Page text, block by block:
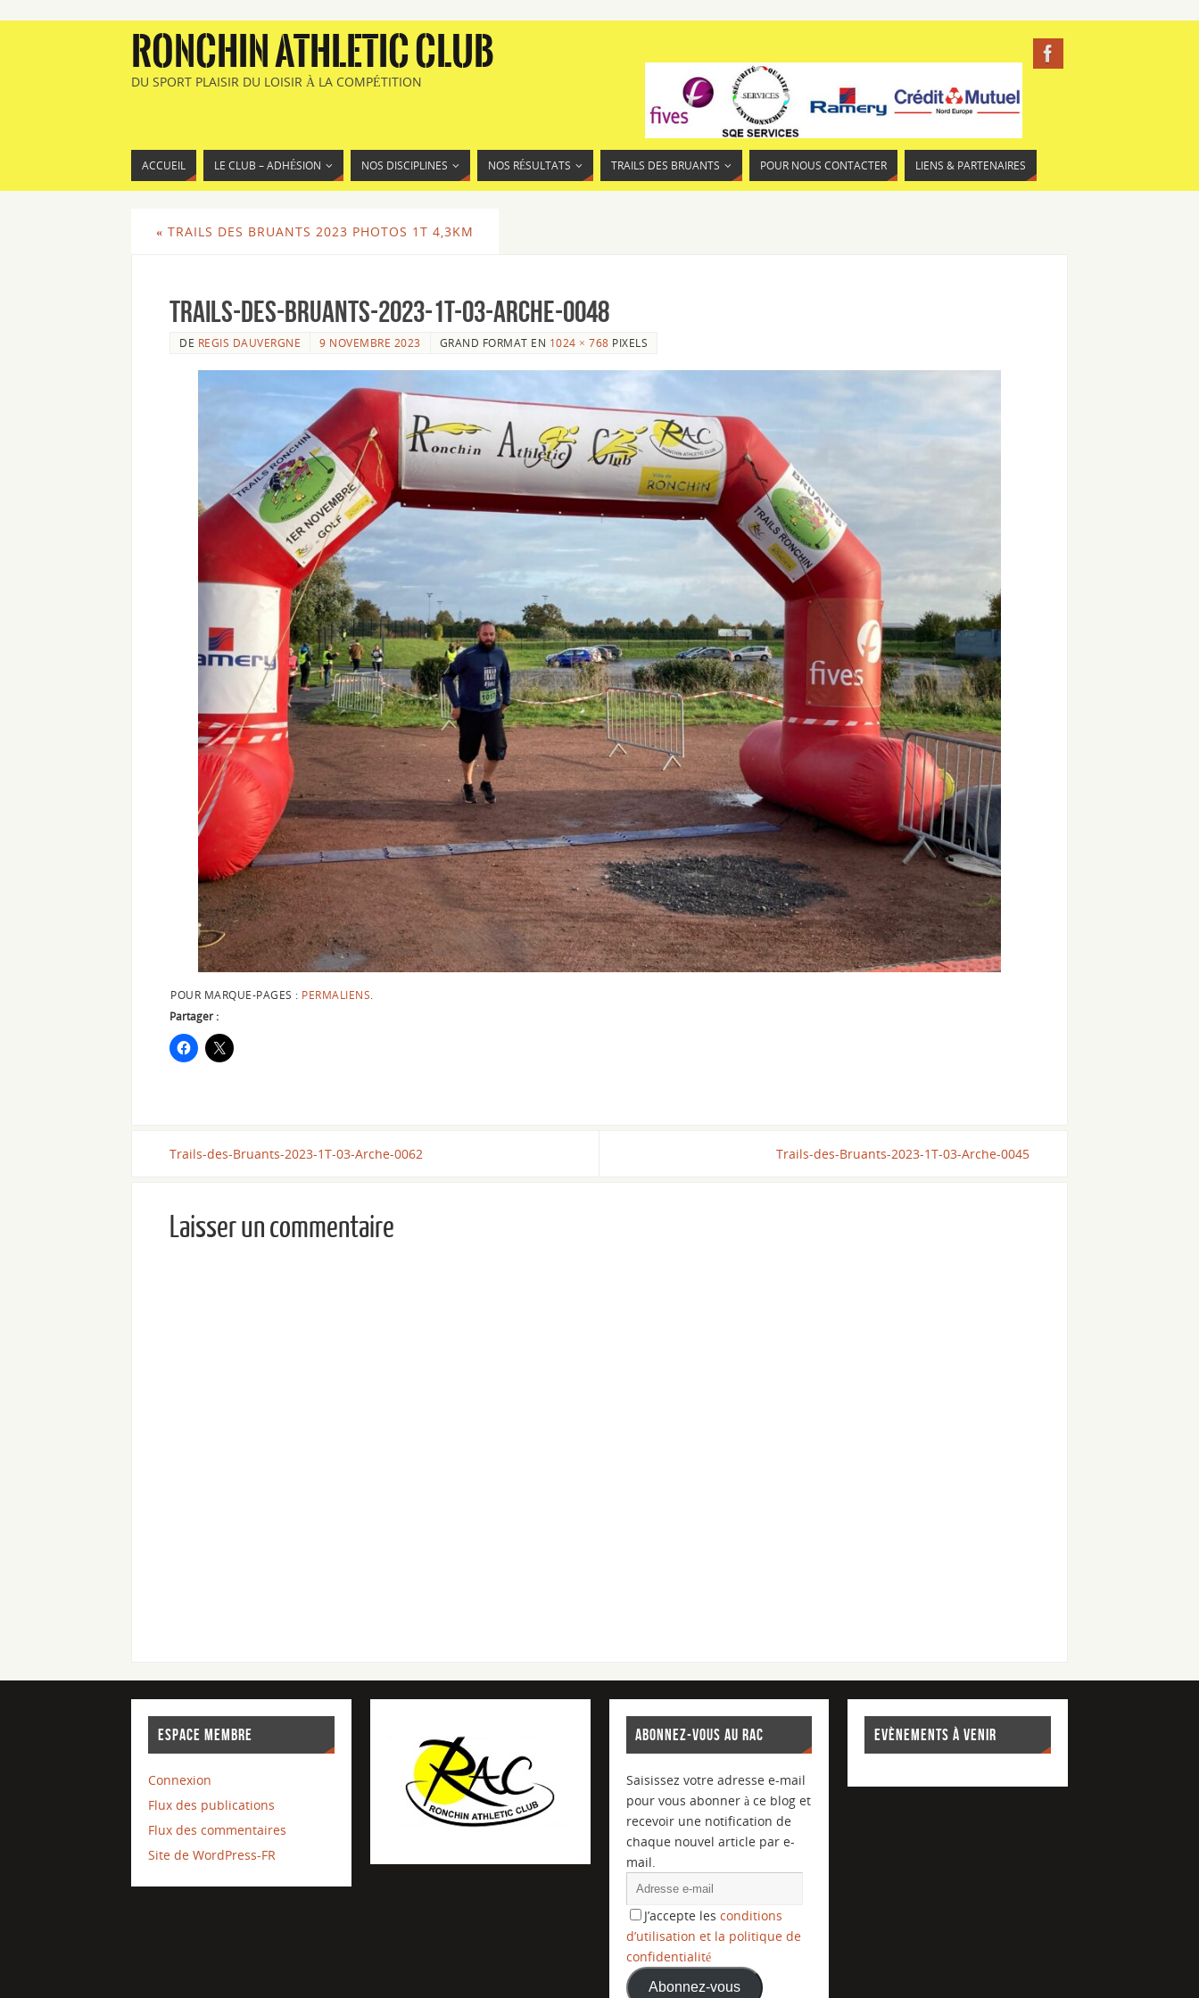
RONCHIN ATHLETIC CLUB
DU SPORT PLAISIR DU LOISIR À LA COMPÉTITION
ACCUEIL LE CLUB – ADHÉSION NOS DISCIPLINES NOS RÉSULTATS TRAILS DES BRUANTS POUR NOUS CONTACTER LIENS & PARTENAIRES
« TRAILS DES BRUANTS 2023 PHOTOS 1T 4,3KM
Trails-des-Bruants-2023-1T-03-Arche-0048
DE REGIS DAUVERGNE 9 NOVEMBRE 2023 GRAND FORMAT EN 1024 × 768 PIXELS
POUR MARQUE-PAGES : PERMALIENS
Partager :
Trails-des-Bruants-2023-1T-03-Arche-0062 Trails-des-Bruants-2023-1T-03-Arche-0045
Laisser un commentaire
ESPACE MEMBRE
Connexion
Flux des publications
Flux des commentaires
Site de WordPress-FR
ABONNEZ-VOUS AU RAC
Saisissez votre adresse e-mail
pour vous abonner à ce blog et
recevoir une notification de
chaque nouvel article par e-
mail.
J’accepte les conditions
d’utilisation et la politique de
confidentialité
Abonnez-vous
EVÈNEMENTS À VENIR